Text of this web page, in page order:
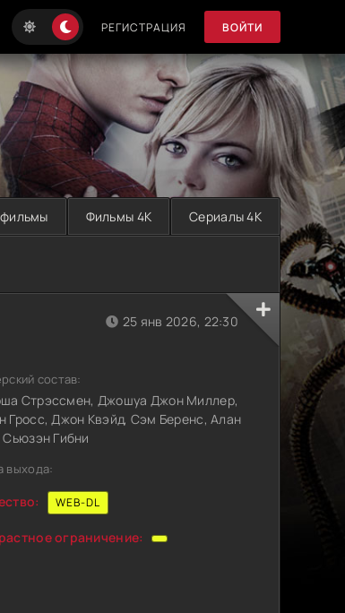
РЕГИСТРАЦИЯ ВОЙТИ
Фильмы 4K Сериалы 4K
25 янв 2026, 22:30
состав:
Стрэссмен, Джошуа Джон Миллер,
Гросс, Джон Квэйд, Сэм Беренс, Алан
Сьюзэн Гибни
выхода:
WEB-DL
ограничение: